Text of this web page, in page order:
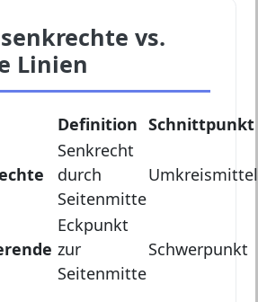
vs.
Linien
Definition Schnittpunkt
Senkrecht
durch
Seitenmitte
Eckpunkt
zur
Seitenmitte
Schwerpunkt